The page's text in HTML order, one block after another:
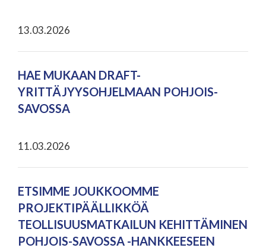
13.03.2026
HAE MUKAAN DRAFT-
YRITTÄJYYSOHJELMAAN POHJOIS-
SAVOSSA
11.03.2026
ETSIMME JOUKKOOMME
PROJEKTIPÄÄLLIKKÖÄ
TEOLLISUUSMATKAILUN KEHITTÄMINEN
POHJOIS-SAVOSSA -HANKKEESEEN